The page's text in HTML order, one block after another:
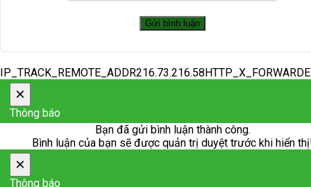
×
Thông báo
Bạn đã gửi bình luận thành công.
Bình luận của bạn sẽ được quản trị duyệt trước khi hiển
×
Thông báo